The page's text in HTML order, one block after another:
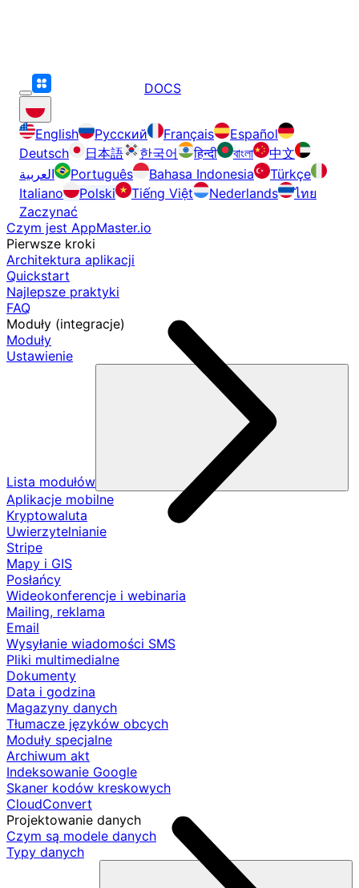
DOCS
English Русский Français
Español
Deutsch
日本語 한국어 हिन्दी বাংলা
中文
العربية
Português Bahasa Indonesia
Türkçe
Italiano
Polski Tiếng Việt Nederlands
ไทย
Zaczynać
Czym jest AppMaster.io
Pierwsze kroki
Architektura aplikacji
Quickstart
Najlepsze praktyki
FAQ
Moduły (integracje)
Moduły
Ustawienie
Lista modułów
Aplikacje mobilne
Kryptowaluta
Uwierzytelnianie
Stripe
Mapy i GIS
Posłańcy
Wideokonferencje i webinaria
Mailing, reklama
Email
Wysyłanie wiadomości SMS
Pliki multimedialne
Dokumenty
Data i godzina
Magazyny danych
Tłumacze języków obcych
Moduły specjalne
Archiwum akt
Indeksowanie Google
Skaner kodów kreskowych
CloudConvert
Projektowanie danych
Czym są modele danych
Typy danych